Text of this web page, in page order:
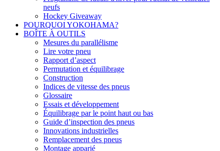
neufs
Hockey Giveaway
POURQUOI YOKOHAMA?
BOÎTE À OUTILS
Mesures du parallélisme
Lire votre pneu
Rapport d’aspect
Permutation et équilibrage
Construction
Indices de vitesse des pneus
Glossaire
Essais et développement
Équilibrage par le point haut ou bas
Guide d’inspection des pneus
Innovations industrielles
Remplacement des pneus
Montage apparié